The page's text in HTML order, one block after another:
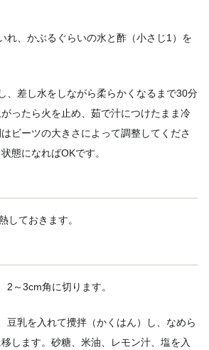
れ、かぶるぐらいの水と酢（小さじ1）を
、差し水をしながら柔らかくなるまで30分
ったら火を止め、茹で汁につけたまま冷
ビーツの大きさによって調整してくださ
態になればOKです。
しておきます。
2～3cm角に切ります。
豆乳を入れて攪拌（かくはん）し、なめら
します。砂糖、米油、レモン汁、塩を入